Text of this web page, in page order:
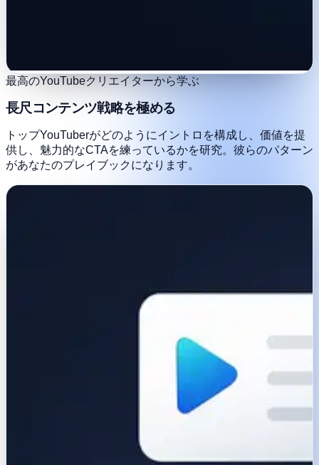
最高のYouTubeクリエイターから学ぶ
長尺コンテンツ戦略を極める
トップYouTuberがどのようにイントロを構成し、価値を提
供し、魅力的なCTAを練っているかを研究。彼らのパターン
があなたのプレイブックになります。